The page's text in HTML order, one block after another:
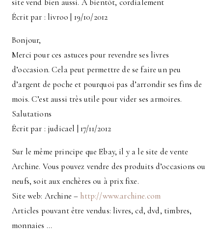
Écrit par : livroo | 19/10/2012
Bonjour,
Merci pour ces astuces pour revendre ses livres
d’occasion. Cela peut permettre de se faire un peu
d’argent de poche et pourquoi pas d’arrondir ses fins de
mois. C’est aussi très utile pour vider ses armoires.
Salutations
Écrit par : judicael | 17/11/2012
Sur le même principe que Ebay, il y a le site de vente
Archine. Vous pouvez vendre des produits d’occasions ou
neufs, soit aux enchères ou à prix fixe.
Site web: Archine – http://www.archine.com
Articles pouvant être vendus: livres, cd, dvd, timbres,
monnaies …